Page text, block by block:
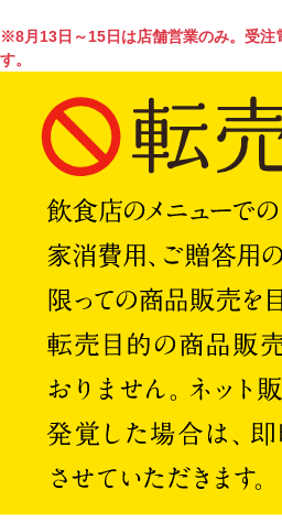
※8月13日～15日は店舗営業のみ。受注
す。